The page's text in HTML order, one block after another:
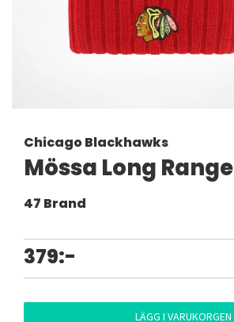
Chicago Blackhawks
Mössa Long Range
47 Brand
379:-
LÄGG I VARUKORGEN